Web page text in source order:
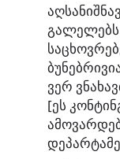
გალელებს
ვერ
[ეს